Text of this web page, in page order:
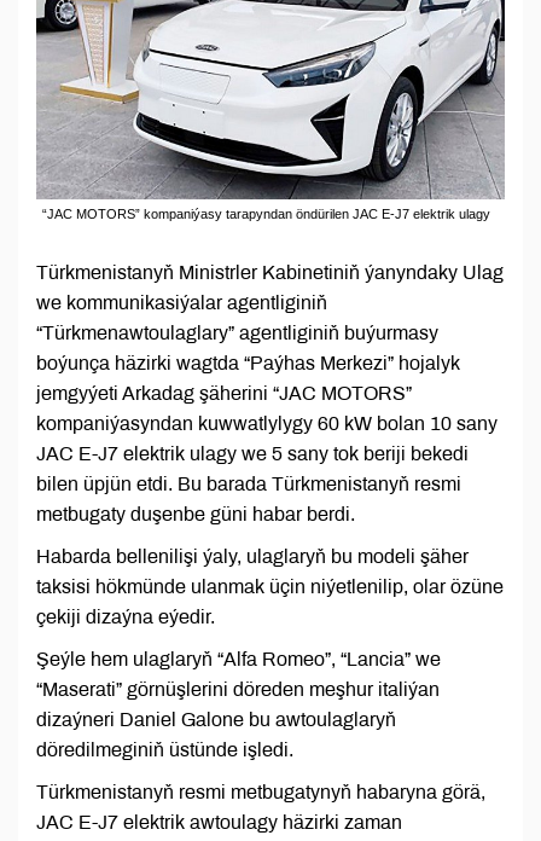
“JAC MOTORS” kompaniýasy tarapyndan öndürilen JAC E-J7 elektrik ulagy
Türkmenistanyň Ministrler Kabinetiniň ýanyndaky Ulag
we kommunikasiýalar agentliginiň
“Türkmenawtoulaglary” agentliginiň buýurmasy
boýunça häzirki wagtda “Paýhas Merkezi” hojalyk
jemgyýeti Arkadag şäherini “JAC MOTORS”
kompaniýasyndan kuwwatlylygy 60 kW bolan 10 sany
JAC E-J7 elektrik ulagy we 5 sany tok beriji bekedi
bilen üpjün etdi. Bu barada Türkmenistanyň resmi
metbugaty duşenbe güni habar berdi.
Habarda bellenilişi ýaly, ulaglaryň bu modeli şäher
taksisi hökmünde ulanmak üçin niýetlenilip, olar özüne
çekiji dizaýna eýedir.
Şeýle hem ulaglaryň “Alfa Romeo”, “Lancia” we
“Maserati” görnüşlerini döreden meşhur italiýan
dizaýneri Daniel Galone bu awtoulaglaryň
döredilmeginiň üstünde işledi.
Türkmenistanyň resmi metbugatynyň habaryna görä,
JAC E-J7 elektrik awtoulagy häzirki zaman